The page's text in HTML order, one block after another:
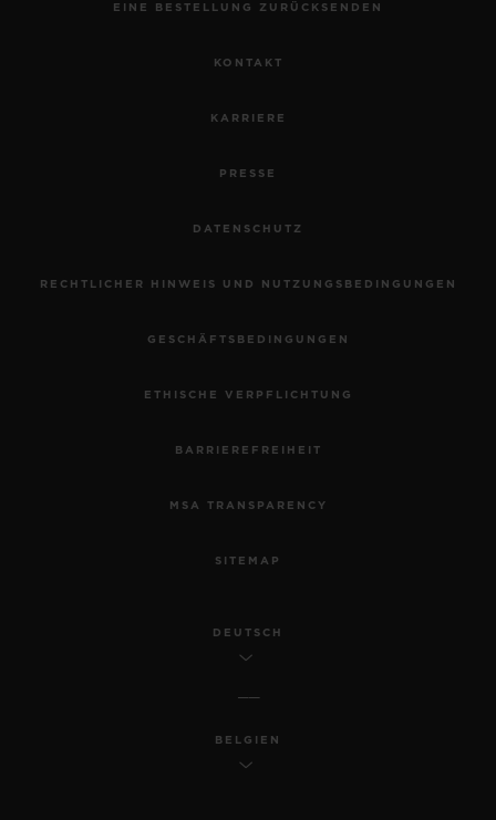
EINE BESTELLUNG ZURÜCKSENDEN
KONTAKT
KARRIERE
PRESSE
DATENSCHUTZ
RECHTLICHER HINWEIS UND NUTZUNGSBEDINGUNGEN
GESCHÄFTSBEDINGUNGEN
ETHISCHE VERPFLICHTUNG
BARRIEREFREIHEIT
MSA TRANSPARENCY
SITEMAP
DEUTSCH
BELGIEN